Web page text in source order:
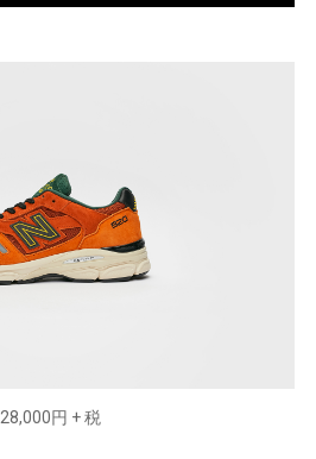
28,000円 + 税